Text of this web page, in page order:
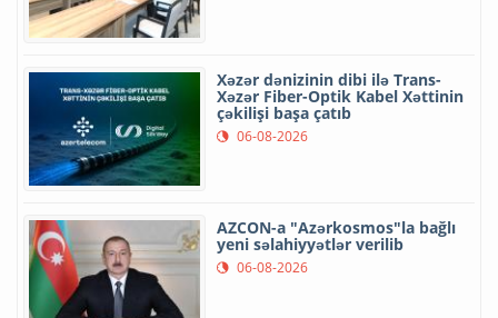
Xəzər dənizinin dibi ilə Trans-
Xəzər Fiber-Optik Kabel Xəttinin
çəkilişi başa çatıb
06-08-2026
AZCON-a "Azərkosmos"la bağlı
yeni səlahiyyətlər verilib
06-08-2026